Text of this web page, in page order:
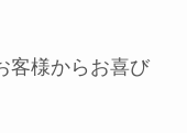
客様からお喜び